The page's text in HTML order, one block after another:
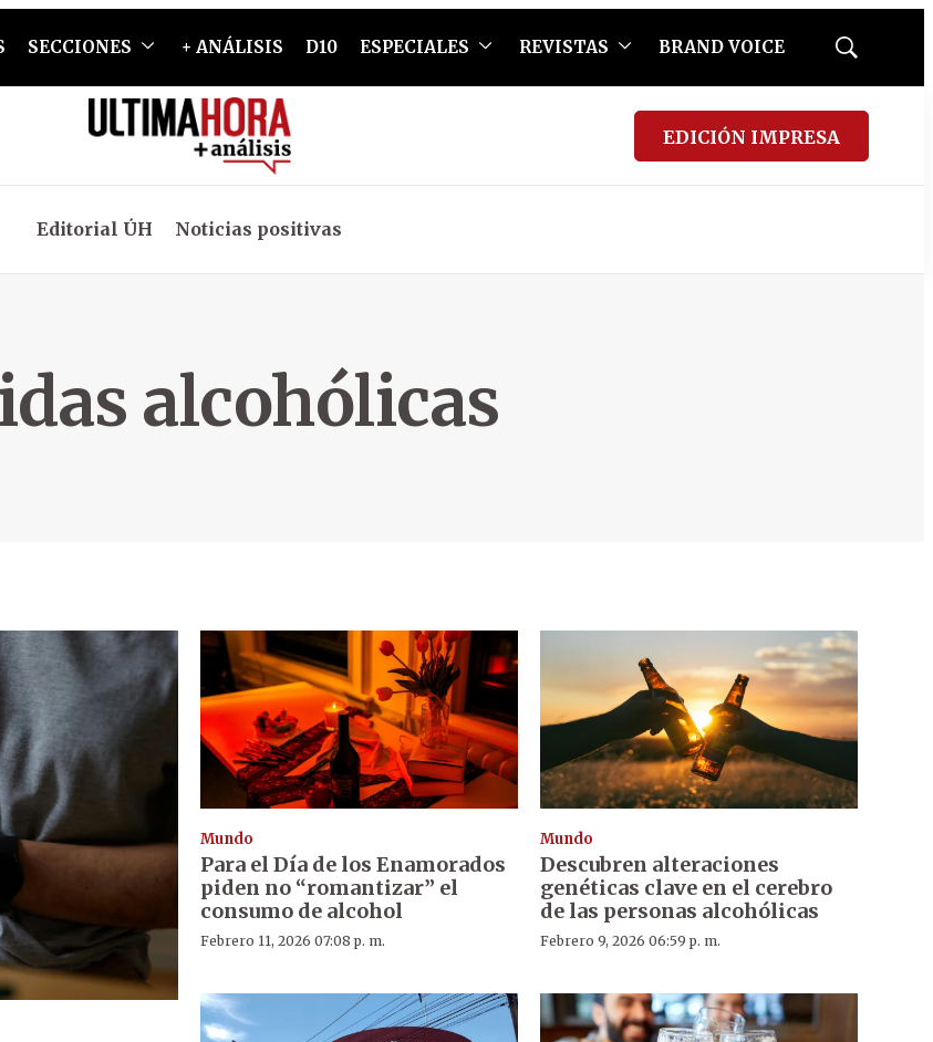
SECCIONES + ANÁLISIS D10 ESPECIALES REVISTAS BRAND VOICE
Mostrar
EDICIÓN IMPRESA
Editorial ÚH Noticias positivas
alcohólicas
Mundo
Para el Día de los Enamorados
piden no “romantizar” el
consumo de alcohol
Febrero 11, 2026 07:08 p. m.
Mundo
Descubren alteraciones
genéticas clave en el cerebro
de las personas alcohólicas
Febrero 9, 2026 06:59 p. m.